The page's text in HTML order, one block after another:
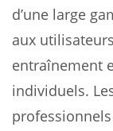
d’une large
aux
entraînement
individuels.